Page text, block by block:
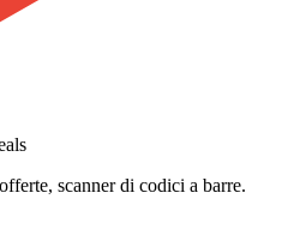
scanner di codici a barre.